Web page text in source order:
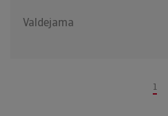
Valdejama
1